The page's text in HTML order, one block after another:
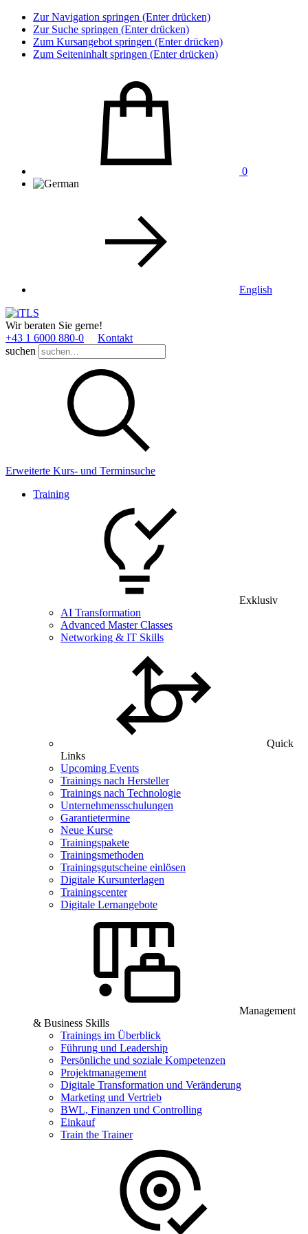
Zur Navigation springen (Enter drücken)
Zur Suche springen (Enter drücken)
Zum Kursangebot springen (Enter drücken)
Zum Seiteninhalt springen (Enter drücken)
0
English
Wir beraten Sie gerne!
+43 1 6000 880­-0
Kontakt
suchen
Erweiterte Kurs- und Terminsuche
Training
Exklusiv
AI Transformation
Advanced Master Classes
Networking & IT Skills
Quick
Links
Upcoming Events
Trainings nach Hersteller
Trainings nach Technologie
Unternehmensschulungen
Garantietermine
Neue Kurse
Trainingspakete
Trainingsmethoden
Trainingsgutscheine einlösen
Digitale Kursunterlagen
Trainingscenter
Digitale Lernangebote
Management
& Business Skills
Trainings im Überblick
Führung und Leadership
Persönliche und soziale Kompetenzen
Projektmanagement
Digitale Transformation und Veränderung
Marketing und Vertrieb
BWL, Finanzen und Controlling
Einkauf
Train the Trainer